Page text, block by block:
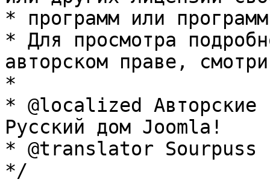
* программ или
* Для просмотра
авторском праве,
*
* @localized Авторские
Русский дом Joomla!
* @translator Sourpuss
*/